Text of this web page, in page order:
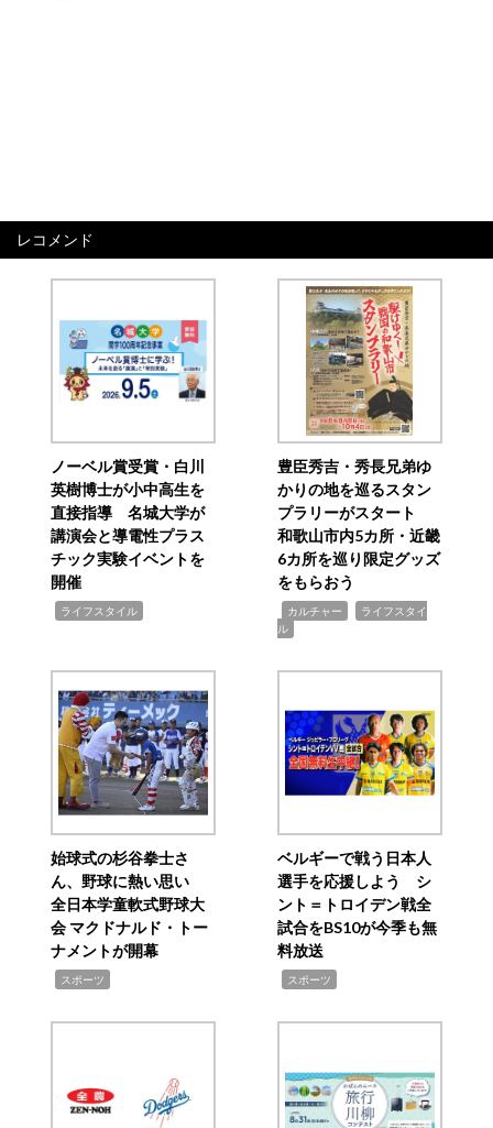
レコメンド
ノーベル賞受賞・白川
英樹博士が小中高生を
直接指導 名城大学が
講演会と導電性プラス
チック実験イベントを
開催
ライフスタイル
豊臣秀吉・秀長兄弟ゆ
かりの地を巡るスタン
プラリーがスタート
和歌山市内5カ所・近畿
6カ所を巡り限定グッズ
をもらおう
カルチャー
ライフスタイ
ル
始球式の杉谷拳士さ
ん、野球に熱い思い
全日本学童軟式野球大
会 マクドナルド・トー
ナメントが開幕
スポーツ
ベルギーで戦う日本人
選手を応援しよう シ
ント＝トロイデン戦全
試合をBS10が今季も無
料放送
スポーツ